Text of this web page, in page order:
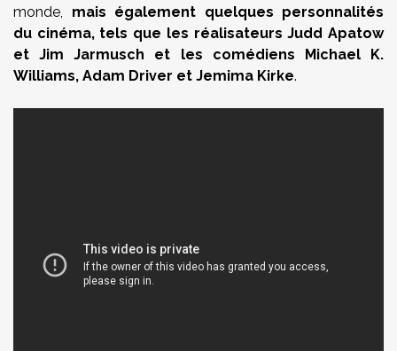
monde, mais également quelques personnalités
du cinéma, tels que les réalisateurs Judd Apatow
et Jim Jarmusch et les comédiens Michael K.
Williams, Adam Driver et Jemima Kirke.